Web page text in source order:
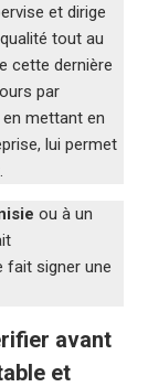
et dirige
tout au
cette dernière
par
en mettant en
lui permet
ou à un
fait signer une
avant
et